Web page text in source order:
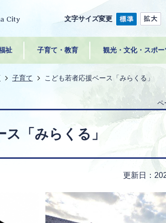
文字サイズ変更
祉 子育て・教育 観光・文化・スポー
子育て こども若者応援ベース「みらくる」
ペ
「みらくる」
更新日：